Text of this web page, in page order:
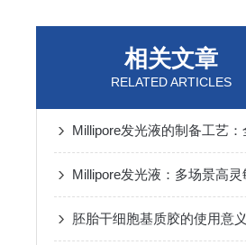
相关文章
RELATED ARTICLES
胚胎干细胞基质胶的使用意义